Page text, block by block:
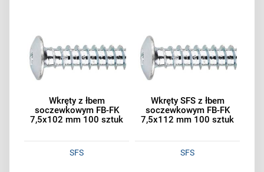
Wkręty z łbem
soczewkowym FB-FK
7,5x102 mm 100 sztuk
SFS
Wkręty SFS z łbem
soczewkowym FB-FK
7,5x112 mm 100 sztuk
SFS